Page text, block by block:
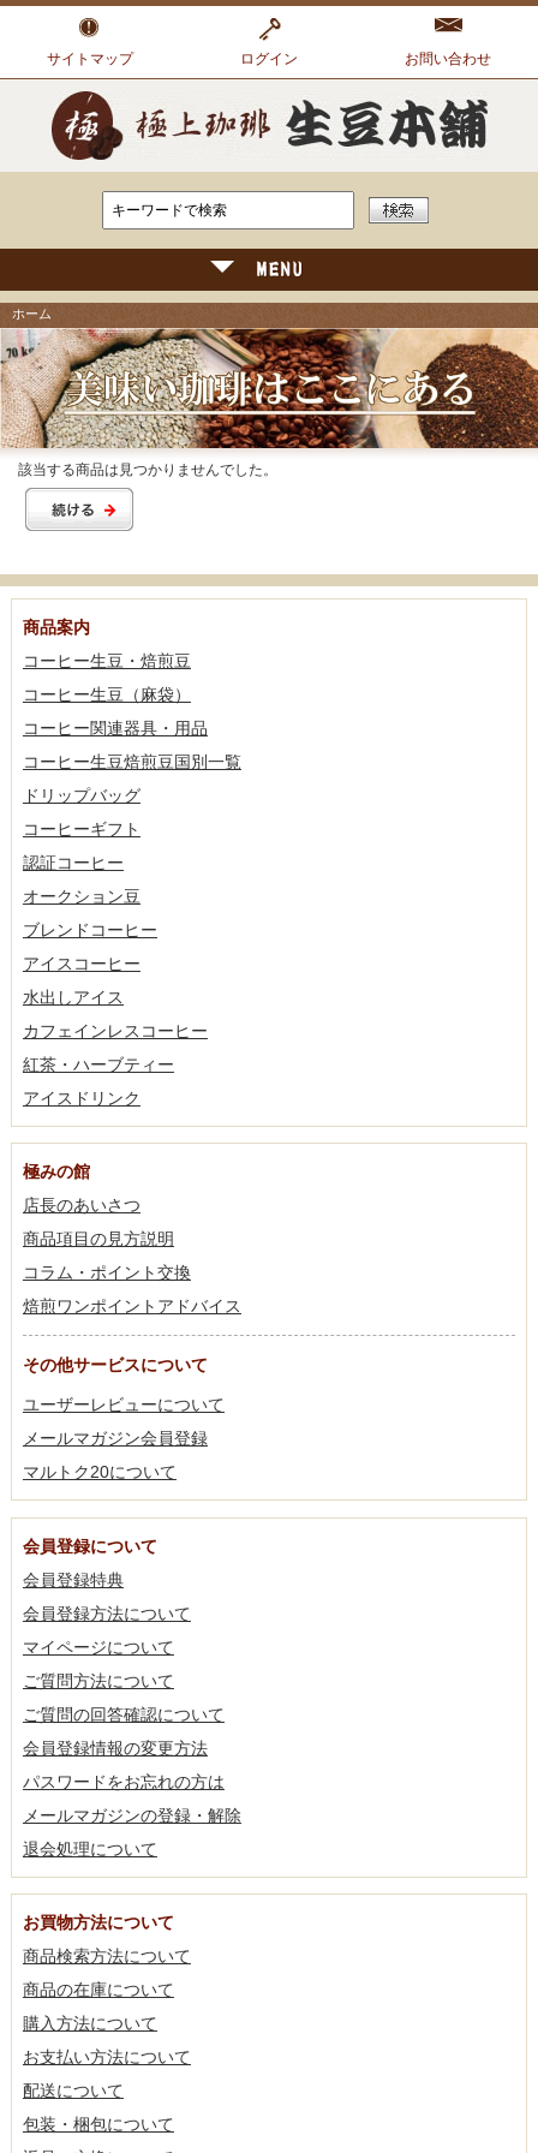
サイトマップ ログイン お問い合わせ
ホーム
該当する商品は見つかりませんでした。
商品案内
コーヒー生豆・焙煎豆
コーヒー生豆（麻袋）
コーヒー関連器具・用品
コーヒー生豆焙煎豆国別一覧
ドリップバッグ
コーヒーギフト
認証コーヒー
オークション豆
ブレンドコーヒー
アイスコーヒー
水出しアイス
カフェインレスコーヒー
紅茶・ハーブティー
アイスドリンク
極みの館
店長のあいさつ
商品項目の見方説明
コラム・ポイント交換
焙煎ワンポイントアドバイス
その他サービスについて
ユーザーレビューについて
メールマガジン会員登録
マルトク20について
会員登録について
会員登録特典
会員登録方法について
マイページについて
ご質問方法について
ご質問の回答確認について
会員登録情報の変更方法
パスワードをお忘れの方は
メールマガジンの登録・解除
退会処理について
お買物方法について
商品検索方法について
商品の在庫について
購入方法について
お支払い方法について
配送について
包装・梱包について